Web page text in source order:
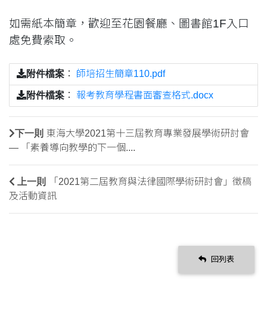
如需紙本簡章，歡迎至花園餐廳、圖書館1F入口
處免費索取。
附件檔案 ： 師培招生簡章110.pdf
附件檔案 ： 報考教育學程書面審查格式.docx
下一則 東海大學2021第十三屆教育專業發展學術研討會
— 「素養導向教學的下一個....
上一則
「2021第二屆教育與法律國際學術研討會」徵稿
及活動資訊
回列表